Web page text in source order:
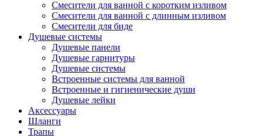
Смесители для ванной с коротким изливом
Смесители для ванной с длинным изливом
Смесители для биде
Душевые системы
Душевые панели
Душевые гарнитуры
Душевые системы
Встроенные системы для ванной
Встроенные и гигиенические души
Душевые лейки
Аксессуары
Шланги
Трапы